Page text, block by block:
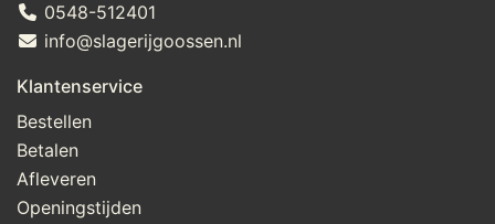
0548-512401
info@slagerijgoossen.nl
Klantenservice
Bestellen
Betalen
Afleveren
Openingstijden